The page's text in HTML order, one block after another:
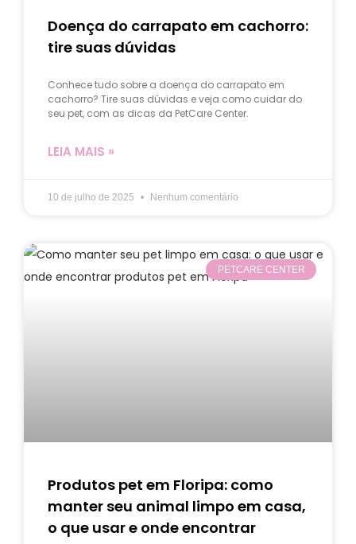
Doença do carrapato em cachorro:
tire suas dúvidas
Conhece tudo sobre a doença do carrapato em
cachorro? Tire suas dúvidas e veja como cuidar do
seu pet, com as dicas da PetCare Center.
LEIA MAIS »
10 de julho de 2025 Nenhum comentário
PETCARE CENTER
Produtos pet em Floripa: como
manter seu animal limpo em casa,
o que usar e onde encontrar